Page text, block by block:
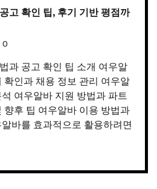
고 확인 팁, 후기 기반 평점까
0
과 공고 확인 팁 소개 여우알
확인과 채용 정보 관리 여우알
여우알바 지원 방법과 파트
향후 팁 여우알바 이용 방법과
바를 효과적으로 활용하려면